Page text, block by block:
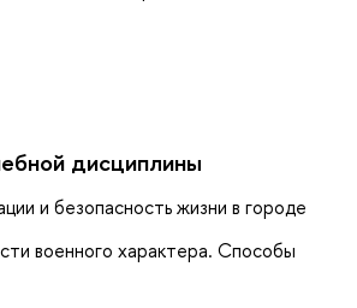
дисциплины
и безопасность жизни в городе
военного характера. Способы